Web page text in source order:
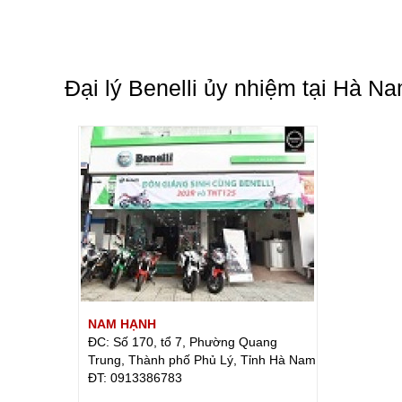
Đại lý Benelli ủy nhiệm tại Hà
NAM HẠNH
ĐC: Số 170, tổ 7, Phường Quang
Trung, Thành phố Phủ Lý, Tỉnh Hà Nam
ÐT: 0913386783